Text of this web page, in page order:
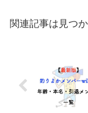
関連記事は見つ